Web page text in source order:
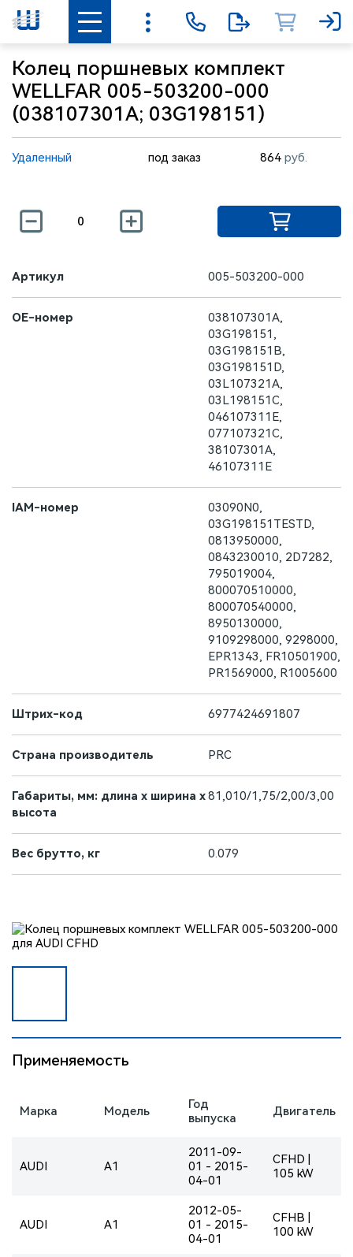
Колец поршневых комплект
WELLFAR 005-503200-000
(038107301A; 03G198151)
Удаленный под заказ 864руб.
Артикул 005-503200-000
OE-номер
038107301A,
03G198151,
03G198151B,
03G198151D,
03L107321A,
03L198151C,
046107311E,
077107321C,
38107301A,
46107311E
IAM-номер
03090N0,
03G198151TESTD,
0813950000,
0843230010, 2D7282,
795019004,
800070510000,
800070540000,
8950130000,
9109298000, 9298000,
EPR1343, FR10501900,
PR1569000, R1005600
Штрих-код 6977424691807
Страна производитель PRC
Габариты, мм: длина х ширина х
высота
81,010/1,75/2,00/3,00
Вес брутто, кг 0.079
Применяемость
Марка Модель
Год
выпуска
Двигатель
AUDI A1
2011-09-
01 - 2015-
04-01
CFHD |
105 kW
AUDI A1
2012-05-
01 - 2015-
04-01
CFHB |
100 kW